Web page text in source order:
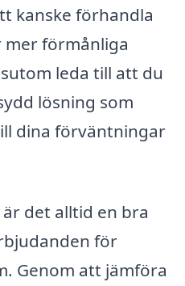
kanske förhandla
förmånliga
leda till att du
lösning som
dina förväntningar
det alltid en bra
för
Genom att jämföra